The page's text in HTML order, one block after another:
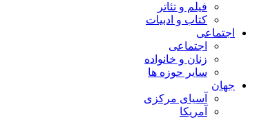
فیلم و تئاتر
کتاب و ادبیات
اجتماعی
اجتماعی
زنان و خانواده
سایر حوزه ها
جهان
آسیای مرکزی
آمریکا